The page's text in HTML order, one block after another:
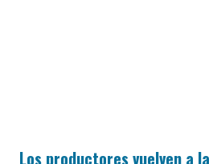
Los productores vuelven a